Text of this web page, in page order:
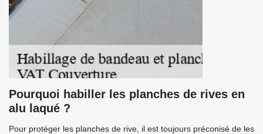
Pourquoi habiller les planches de rives en
alu laqué ?
Pour protéger les planches de rive, il est toujours préconisé de les